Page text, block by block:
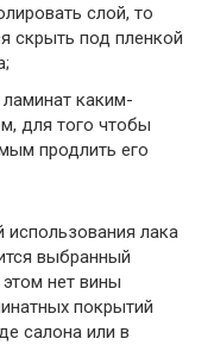
слой, то
скрыть под пленкой
каким-
для того чтобы
продлить его
лака
выбранный
этом нет вины
покрытий
салона или в